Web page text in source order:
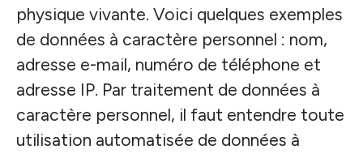
physique vivante. Voici quelques exemples
de données à caractère personnel : nom,
adresse e-mail, numéro de téléphone et
adresse IP. Par traitement de données à
caractère personnel, il faut entendre toute
utilisation automatisée de données à